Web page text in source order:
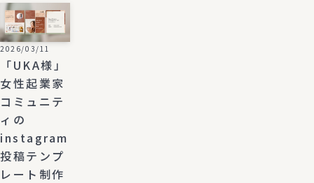
2026/03/11
「UKA様」
女性起業家
コミュニテ
ィの
instagram
投稿テンプ
レート制作